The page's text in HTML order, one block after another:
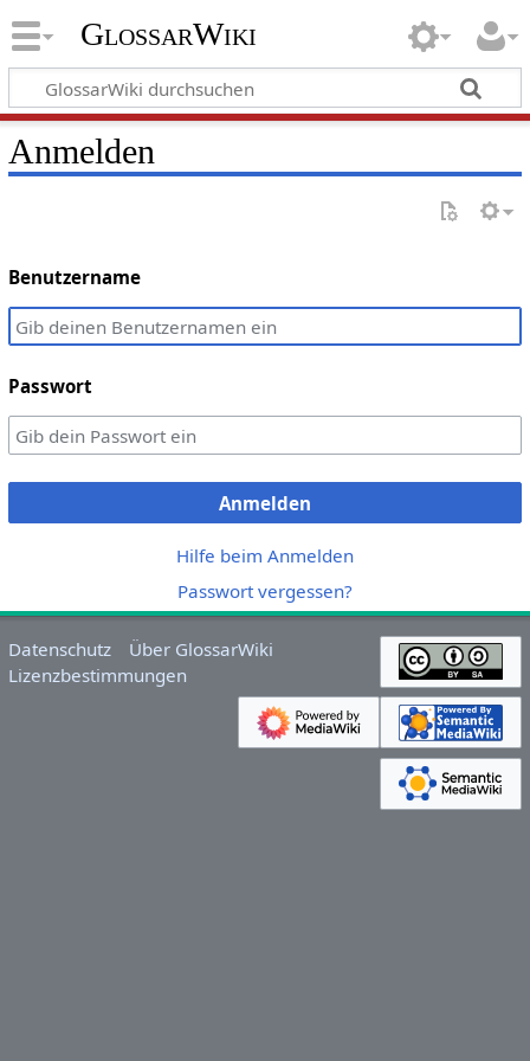
GlossarWiki
Anmelden
Benutzername
Passwort
Anmelden
Hilfe beim Anmelden
Passwort vergessen?
Datenschutz
Über GlossarWiki
Lizenzbestimmungen